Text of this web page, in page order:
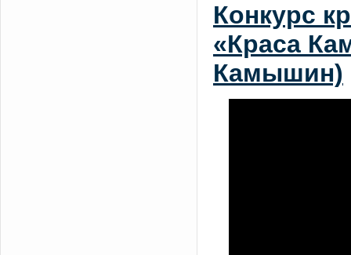
Конкурс
«Краса
Камышин)